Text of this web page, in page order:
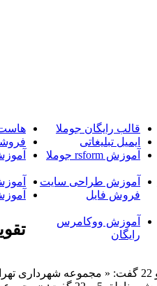
قالب رایگان جوملا هاست
ایمیل تبلیغاتی
آموزش rsform جوملا
آموزش طراحی سایت
فروش فایل
آموزش ووکامرس
رایگان
خبرگزاری آریا-شهردار منطقه 22 در دیدار با